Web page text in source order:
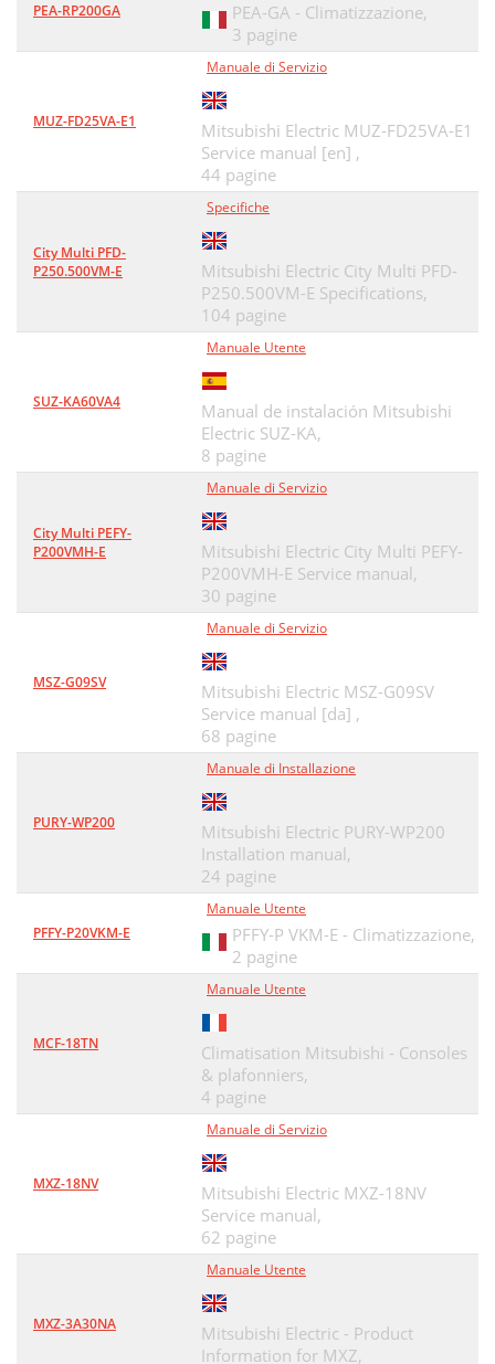
PEA-RP200GA
PEA-GA - Climatizzazione,
3 pagine
MUZ-FD25VA-E1
Manuale di Servizio
Mitsubishi Electric MUZ-FD25VA-E1
Service manual [en] ,
44 pagine
City Multi PFD-
P250.500VM-E
Specifiche
Mitsubishi Electric City Multi PFD-
P250.500VM-E Specifications,
104 pagine
SUZ-KA60VA4
Manuale Utente
Manual de instalación Mitsubishi
Electric SUZ-KA,
8 pagine
City Multi PEFY-
P200VMH-E
Manuale di Servizio
Mitsubishi Electric City Multi PEFY-
P200VMH-E Service manual,
30 pagine
MSZ-G09SV
Manuale di Servizio
Mitsubishi Electric MSZ-G09SV
Service manual [da] ,
68 pagine
PURY-WP200
Manuale di Installazione
Mitsubishi Electric PURY-WP200
Installation manual,
24 pagine
PFFY-P20VKM-E
Manuale Utente
PFFY-P VKM-E - Climatizzazione,
2 pagine
MCF-18TN
Manuale Utente
Climatisation Mitsubishi - Consoles
& plafonniers,
4 pagine
MXZ-18NV
Manuale di Servizio
Mitsubishi Electric MXZ-18NV
Service manual,
62 pagine
MXZ-3A30NA
Manuale Utente
Mitsubishi Electric - Product
Information for MXZ,